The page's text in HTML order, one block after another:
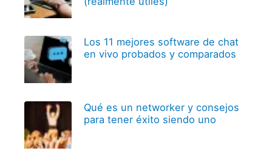
Los 11 mejores software de chat
en vivo probados y comparados
Qué es un networker y consejos
para tener éxito siendo uno